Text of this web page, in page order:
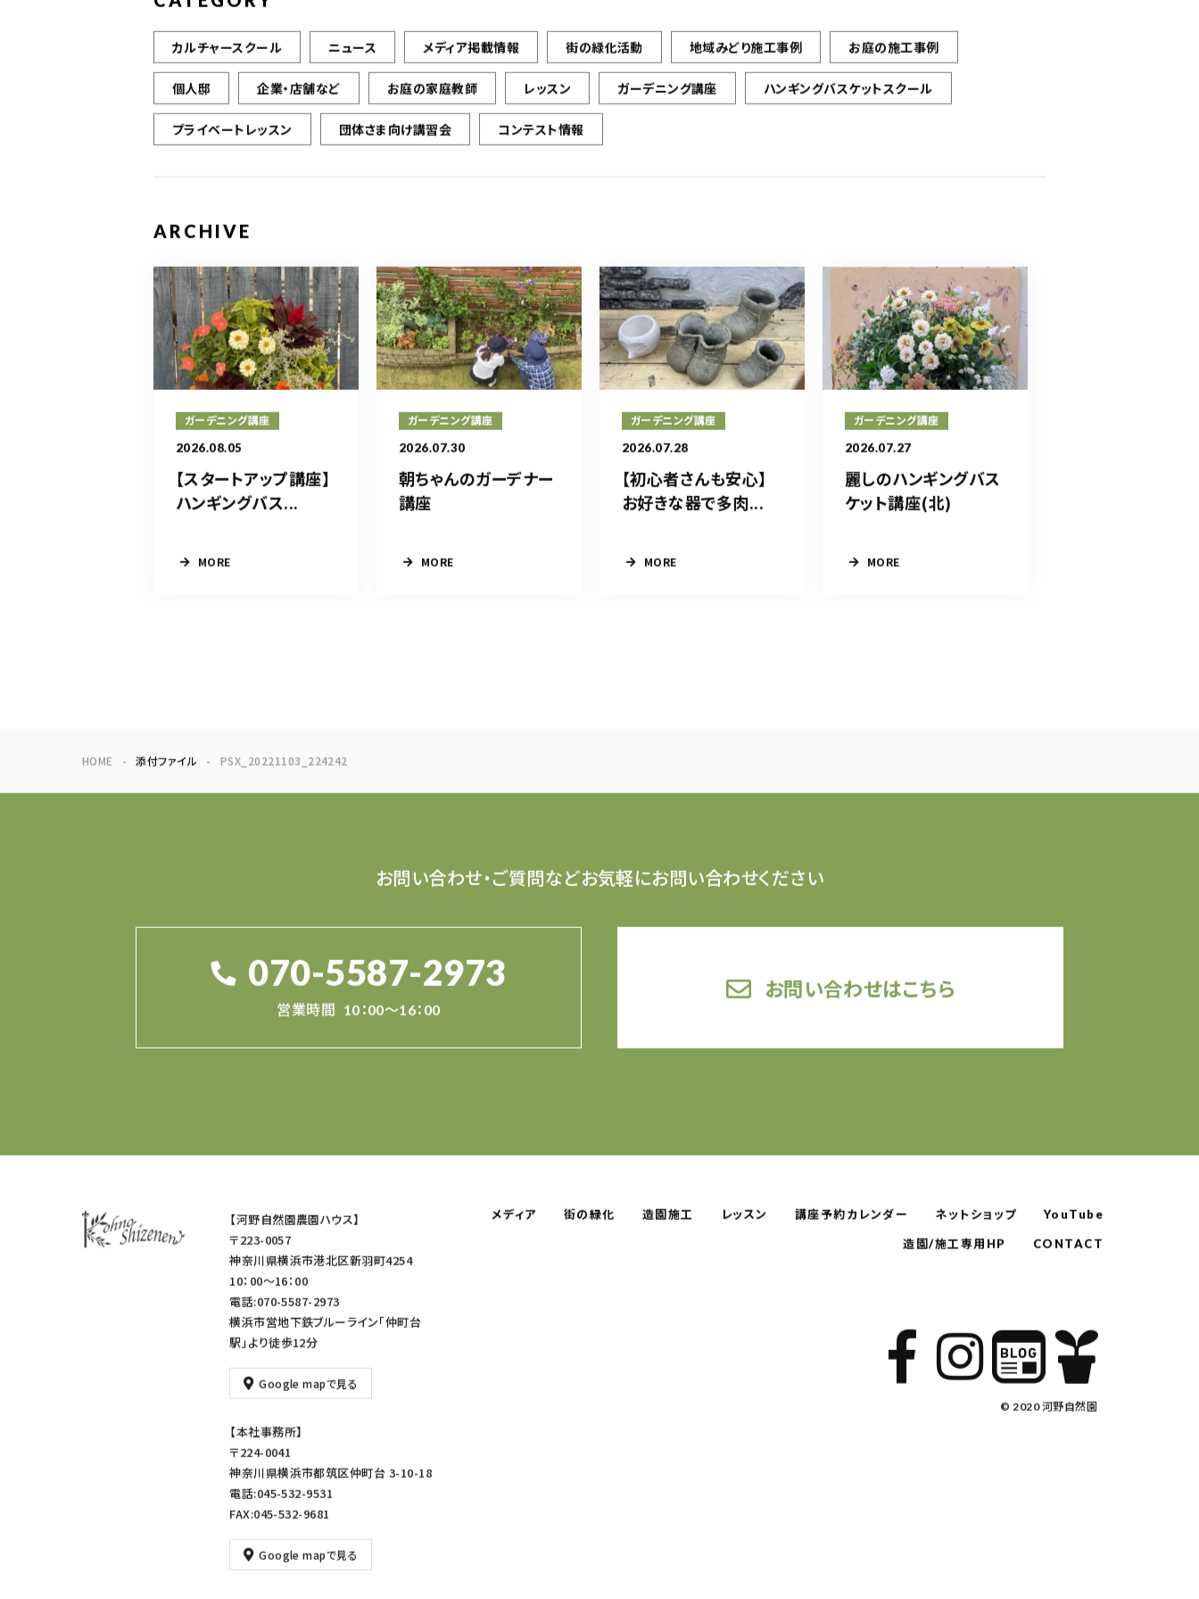
カルチャースクール ニュース メディア掲載情報 街の緑化活動 地域みどり施工事例 お庭の施工事例
個人邸 企業・店舗など お庭の家庭教師 レッスン ガーデニング講座 ハンギングバスケットスクール
プライベートレッスン 団体さま向け講習会 コンテスト情報
ARCHIVE
ガーデニング講座
2026.08.05
【スタートアップ講座】
ハンギングバス...
MORE
ガーデニング講座
2026.07.30
朝ちゃんのガーデナー
講座
MORE
ガーデニング講座
2026.07.28
【初心者さんも安心】
お好きな器で多肉...
MORE
ガーデニング講座
2026.07.27
麗しのハンギングバス
ケット講座(北)
MORE
HOME 添付ファイル PSX_20221103_224242
お問い合わせ・ご質問などお気軽にお問い合わせください
070-5587-2973
営業時間 10：00～16：00
お問い合わせはこちら
【河野自然園農園ハウス】
〒223-0057
神奈川県横浜市港北区新羽町4254
10：00～16：00
電話:070-5587-2973
横浜市営地下鉄ブルーライン「仲町台
駅」より徒歩12分
Google mapで見る
【本社事務所】
〒224-0041
神奈川県横浜市都筑区仲町台 3-10-18
電話:045-532-9531
FAX:045-532-9681
Google mapで見る
メディア 街の緑化 造園施工 レッスン 講座予約カレンダー ネットショップ YouTube
造園/施工専用HP CONTACT
© 2020 河野自然園